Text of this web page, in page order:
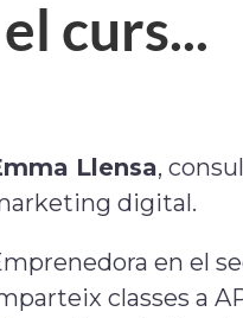
curs...
Llensa,
digital.
en el
classes a